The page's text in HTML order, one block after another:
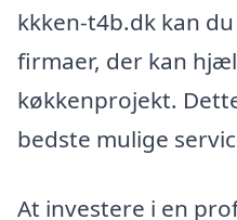
kkken-t4b.dk kan
firmaer, der kan
køkkenprojekt.
bedste mulige
At investere i en